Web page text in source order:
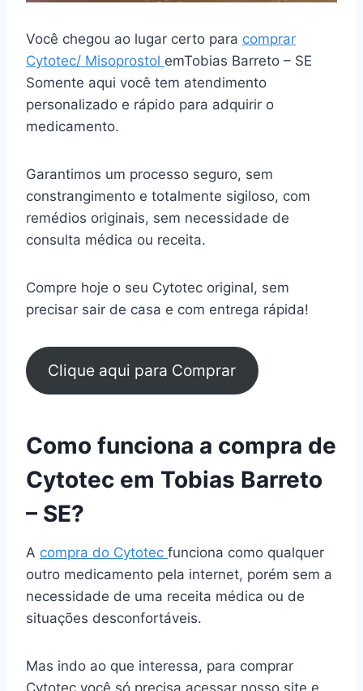
Você chegou ao lugar certo para comprar
Cytotec/ Misoprostol emTobias Barreto – SE
Somente aqui você tem atendimento
personalizado e rápido para adquirir o
medicamento.
Garantimos um processo seguro, sem
constrangimento e totalmente sigiloso, com
remédios originais, sem necessidade de
consulta médica ou receita.
Compre hoje o seu Cytotec original, sem
precisar sair de casa e com entrega rápida!
Clique aqui para Comprar
Como funciona a compra de
Cytotec em Tobias Barreto
– SE?
A compra do Cytotec funciona como qualquer
outro medicamento pela internet, porém sem a
necessidade de uma receita médica ou de
situações desconfortáveis.
Mas indo ao que interessa, para comprar